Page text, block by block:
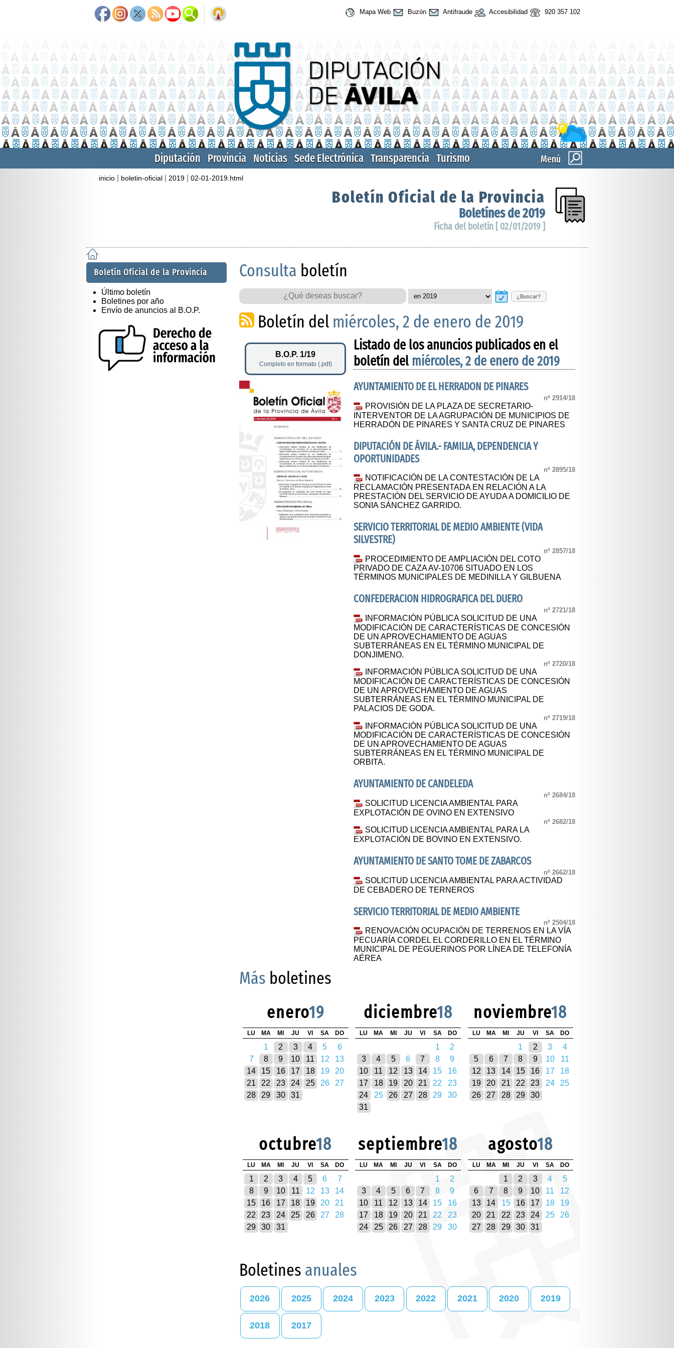
Mapa Web Buzón Antifraude Accesibilidad 920 357 102
Menú
Diputación Provincia Noticias Sede Electrónica Transparencia Turismo
inicio boletin-oficial 2019 02-01-2019.html
Boletín Oficial de la Provincia
Boletínes de 2019
Ficha del boletín [ 02/01/2019 ]
Boletín Oficial de la Provincia
Último boletín
Boletines por año
Envío de anuncios al B.O.P.
Consulta boletín
¿Buscar?
Boletín del miércoles, 2 de enero de 2019
B.O.P. 1/19
Completo en formato (.pdf)
Listado de los anuncios publicados en el
boletín del miércoles, 2 de enero de 2019
AYUNTAMIENTO DE EL HERRADON DE PINARES
nº 2914/18
PROVISIÓN DE LA PLAZA DE SECRETARIO-
INTERVENTOR DE LA AGRUPACIÓN DE MUNICIPIOS DE
HERRADÓN DE PINARES Y SANTA CRUZ DE PINARES
DIPUTACIÓN DE ÁVILA.- FAMILIA, DEPENDENCIA Y
OPORTUNIDADES
nº 2895/18
NOTIFICACIÓN DE LA CONTESTACIÓN DE LA
RECLAMACIÓN PRESENTADA EN RELACIÓN A LA
PRESTACIÓN DEL SERVICIO DE AYUDA A DOMICILIO DE
SONIA SÁNCHEZ GARRIDO.
SERVICIO TERRITORIAL DE MEDIO AMBIENTE (VIDA
SILVESTRE)
nº 2857/18
PROCEDIMIENTO DE AMPLIACIÓN DEL COTO
PRIVADO DE CAZA AV-10706 SITUADO EN LOS
TÉRMINOS MUNICIPALES DE MEDINILLA Y GILBUENA
CONFEDERACION HIDROGRAFICA DEL DUERO
nº 2721/18
INFORMACIÓN PÚBLICA SOLICITUD DE UNA
MODIFICACIÓN DE CARACTERÍSTICAS DE CONCESIÓN
DE UN APROVECHAMIENTO DE AGUAS
SUBTERRÁNEAS EN EL TÉRMINO MUNICIPAL DE
DONJIMENO.
nº 2720/18
INFORMACIÓN PÚBLICA SOLICITUD DE UNA
MODIFICACIÓN DE CARACTERÍSTICAS DE CONCESIÓN
DE UN APROVECHAMIENTO DE AGUAS
SUBTERRÁNEAS EN EL TÉRMINO MUNICIPAL DE
PALACIOS DE GODA.
nº 2719/18
INFORMACIÓN PÚBLICA SOLICITUD DE UNA
MODIFICACIÓN DE CARACTERÍSTICAS DE CONCESIÓN
DE UN APROVECHAMIENTO DE AGUAS
SUBTERRÁNEAS EN EL TÉRMINO MUNICIPAL DE
ORBITA.
AYUNTAMIENTO DE CANDELEDA
nº 2684/18
SOLICITUD LICENCIA AMBIENTAL PARA
EXPLOTACIÓN DE OVINO EN EXTENSIVO
nº 2682/18
SOLICITUD LICENCIA AMBIENTAL PARA LA
EXPLOTACIÓN DE BOVINO EN EXTENSIVO.
AYUNTAMIENTO DE SANTO TOME DE ZABARCOS
nº 2662/18
SOLICITUD LICENCIA AMBIENTAL PARA ACTIVIDAD
DE CEBADERO DE TERNEROS
SERVICIO TERRITORIAL DE MEDIO AMBIENTE
nº 2504/18
RENOVACIÓN OCUPACIÓN DE TERRENOS EN LA VÍA
PECUARÍA CORDEL EL CORDERILLO EN EL TÉRMINO
MUNICIPAL DE PEGUERINOS POR LÍNEA DE TELEFONÍA
AÉREA
Más boletines
enero19
LU MA MI JU VI SA DO
1 2 3 4 5
6
7
8 9 10 11 12
13
14
15 16 17 18 19
20
21
22 23 24 25 26
27
28
29 30 31
diciembre18
LU MA MI JU VI SA DO
1
2
3
4 5 6 7 8
9
10
11 12 13 14 15
16
17
18 19 20 21 22
23
24
25 26 27 28 29
30
31
noviembre18
LU MA MI JU VI SA DO
1 2 3
4
5
6 7 8 9 10
11
12
13 14 15 16 17
18
19
20 21 22 23 24
25
26
27 28 29 30
octubre18
LU MA MI JU VI SA DO
1 2 3 4 5 6
7
8
9 10 11 12 13
14
15
16 17 18 19 20
21
22
23 24 25 26 27
28
29
30 31
septiembre18
LU MA MI JU VI SA DO
1
2
3
4 5 6 7 8
9
10
11 12 13 14 15
16
17
18 19 20 21 22
23
24
25 26 27 28 29 30
agosto18
LU MA MI JU VI SA DO
1 2 3 4
5
6
7 8 9 10 11
12
13
14 15 16 17 18
19
20
21 22 23 24 25
26
27
28 29 30 31
Boletines anuales
2026 2025 2024 2023 2022 2021 2020 2019
2018 2017